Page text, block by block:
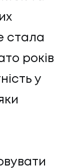
стала
років
у